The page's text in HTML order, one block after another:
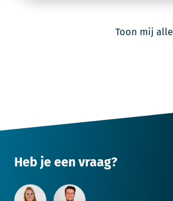
Toon mij alle
Heb je een vraag?